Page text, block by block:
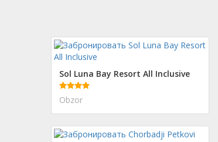
Sol Luna Bay Resort All Inclusive
Obzor